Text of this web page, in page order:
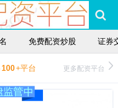
免费配资炒股 证券
100+平台 更多配资平台